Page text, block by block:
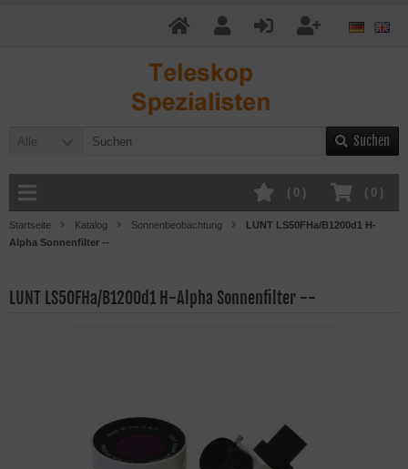
Alle Suchen
( 0 )
( 0 )
Startseite Katalog Sonnenbeobachtung
LUNT LS50FHa/B1200d1 H-
Alpha Sonnenfilter --
LUNT LS50FHa/B1200d1 H-Alpha Sonnenfilter --